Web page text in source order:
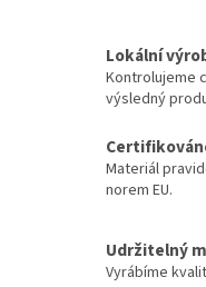
Lokální
Kontrolujeme
výsledný
Materiál
norem EU.
Udržitelný
Vyrábíme